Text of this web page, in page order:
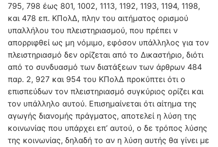
795, 798 έως 801, 1002, 1113, 1192, 1193, 1194, 1198,
και 478 επ. ΚΠολΔ, πλην του αιτήματος ορισμού
υπαλλήλου του πλειστηριασμού, που πρέπει ν
απορριφθεί ως μη νόμιμο, εφόσον υπάλληλος για τον
πλειστηριασμό δεν ορίζεται από το Δικαστήριο, διότι
από το συνδυασμό των διατάξεων των άρθρων 484
παρ. 2, 927 και 954 του ΚΠολΔ προκύπτει ότι ο
επισπεύδων τον πλειστηριασμό συγκύριος ορίζει και
τον υπάλληλο αυτού. Επισημαίνεται ότι αίτημα της
αγωγής διανομής πράγματος, αποτελεί η λύση της
κοινωνίας που υπάρχει επ’ αυτού, ο δε τρόπος λύσης
της κοινωνίας, δηλαδή το αν η λύση αυτής θα γίνει με